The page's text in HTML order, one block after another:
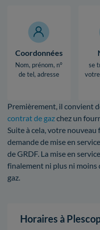
Coordonnées
Nom, prénom, n°
de tel, adresse
se
Premièrement, il convient
contrat de gazchez un
Suite à cela, votre
demande de mise en
de GRDF. La mise en
finalement ni plus ni
gaz.
Horaires à